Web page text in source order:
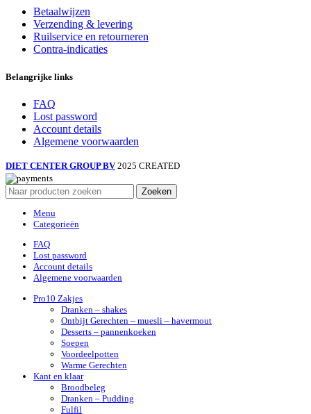
Betaalwijzen
Verzending & levering
Ruilservice en retourneren
Contra-indicaties
Belangrijke links
FAQ
Lost password
Account details
Algemene voorwaarden
DIET CENTER GROUP BV 2025 CREATED
Zoeken
Menu
Categorieën
FAQ
Lost password
Account details
Algemene voorwaarden
Pro10 Zakjes
Dranken – shakes
Ontbijt Gerechten – muesli – havermout
Desserts – pannenkoeken
Soepen
Voordeelpotten
Warme Gerechten
Kant en klaar
Broodbeleg
Dranken – Pudding
Fulfil